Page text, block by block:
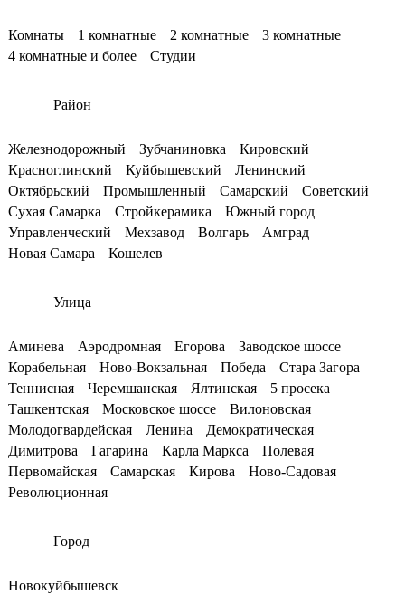
Комнаты 1 комнатные 2 комнатные
3 комнатные
4 комнатные и более
Студии
Район
Железнодорожный Зубчаниновка
Кировский
Красноглинский
Куйбышевский
Ленинский
Октябрьский
Промышленный Самарский
Советский
Сухая Самарка
Стройкерамика
Южный город
Управленческий
Мехзавод Волгарь
Амград
Новая Самара
Кошелев
Улица
Аминева Аэродромная Егорова
Заводское шоссе
Корабельная
Ново-Вокзальная Победа
Стара Загора
Теннисная
Черемшанская Ялтинская
5 просека
Ташкентская
Московское шоссе
Вилоновская
Молодогвардейская
Ленина
Демократическая
Димитрова
Гагарина Карла Маркса
Полевая
Первомайская
Самарская Кирова
Ново-Садовая
Революционная
Город
Новокуйбышевск